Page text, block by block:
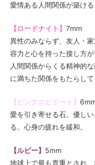
愛情ある人間関係が築ける
【ロードナイト】 7mm
異性のみならず、友人・
容力と心を持った接し方が
人間関係からくる精神的
に満ちた関係をもたらして
【ピンクエピドート】
愛を引き寄せる石。優し
る。心身の疲れを緩和。
【ルビー】 5mm
地球上で最も貴重とされ